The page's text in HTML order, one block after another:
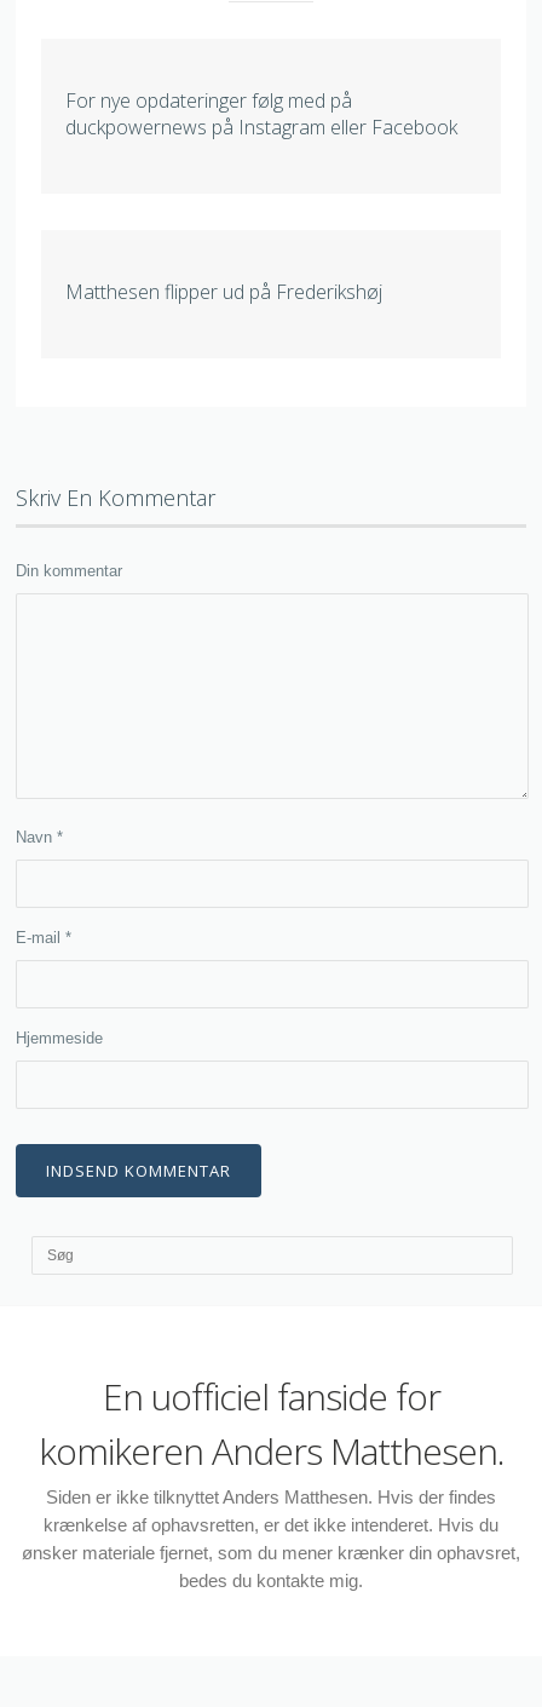
For nye opdateringer følg med på
duckpowernews på Instagram eller Facebook
Matthesen flipper ud på Frederikshøj
Skriv En Kommentar
Din kommentar
Navn*
E-mail*
Hjemmeside
En uofficiel fanside for
komikeren Anders Matthesen.
Siden er ikke tilknyttet Anders Matthesen. Hvis der findes
krænkelse af ophavsretten, er det ikke intenderet. Hvis du
ønsker materiale fjernet, som du mener krænker din ophavsret,
bedes du kontakte mig.